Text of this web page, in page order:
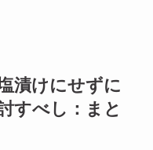
漬けにせずに
すべし：まと